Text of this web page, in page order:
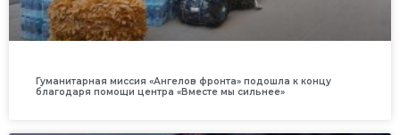
Гуманитарная миссия «Ангелов фронта» подошла к концу
благодаря помощи центра «Вместе мы сильнее»